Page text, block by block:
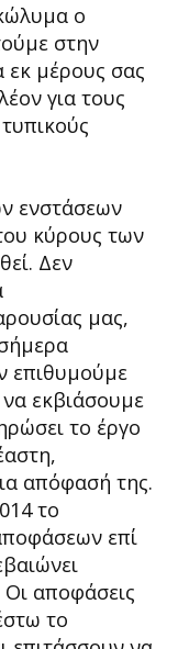
ο
στην
εκ μέρους σας
για τους
ενστάσεων
κύρους των
Δεν
μας,
επιθυμούμε
εκβιάσουμε
το έργο
απόφασή της.
το
επί
αποφάσεις
το